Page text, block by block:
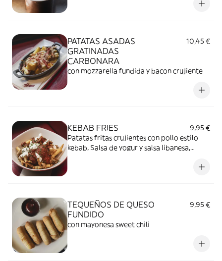
PATATAS ASADAS
GRATINADAS
CARBONARA
10,45 €
con mozzarella fundida y bacon crujiente
KEBAB FRIES
9,95 €
Patatas fritas crujientes con pollo estilo
kebab, Salsa de yogur y salsa libanesa,
TEQUEÑOS DE QUESO
FUNDIDO
9,95 €
con mayonesa sweet chili